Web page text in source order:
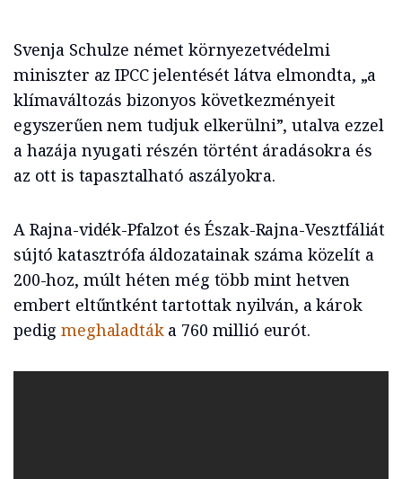
Svenja Schulze német környezetvédelmi
miniszter az IPCC jelentését látva elmondta, „a
klímaváltozás bizonyos következményeit
egyszerűen nem tudjuk elkerülni”, utalva ezzel
a hazája nyugati részén történt áradásokra és
az ott is tapasztalható aszályokra.
A Rajna-vidék-Pfalzot és Észak-Rajna-Vesztfáliát
sújtó katasztrófa áldozatainak száma közelít a
200-hoz, múlt héten még több mint hetven
embert eltűntként tartottak nyilván, a károk
pedigmeghaladtáka 760 millió eurót.